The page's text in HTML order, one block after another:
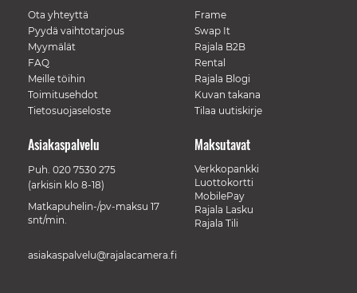
Ota yhteyttä
Pyydä vaihtotarjous
Myymälät
FAQ
Meille töihin
Toimitusehdot
Tietosuojaseloste
Frame
Swap It
Rajala B2B
Rental
Rajala Blogi
Kuvan takana
Tilaa uutiskirje
Maksutavat
Verkkopankki
Luottokortti
MobilePay
Rajala Lasku
Rajala Tili
Asiakaspalvelu
Puh. 020 7530 275
(arkisin klo 8-18)
Matkapuhelin-/pv-maksu 17
snt/min.
asiakaspalvelu@rajalacamera.fi